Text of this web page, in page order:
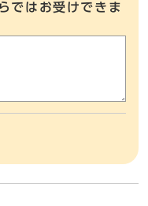
ではお受けできま